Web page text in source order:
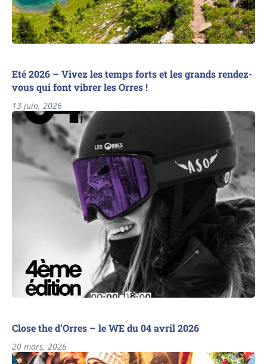
Eté 2026 – Vivez les temps forts et les grands rendez-
vous qui font vibrer les Orres !
13 juin, 2026
Close the d’Orres – le WE du 04 avril 2026
20 mars, 2026